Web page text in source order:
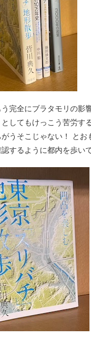
う完全にブラタモリの影
としてもけっこう苦労す
がうそこじゃない！ と
するように都内を歩い